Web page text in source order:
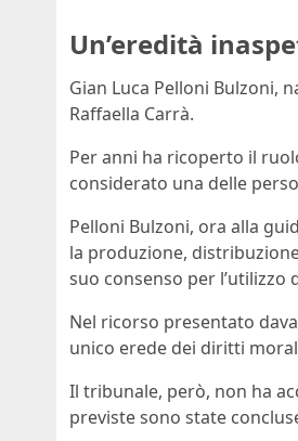
Un’eredità
Gian Luca Pelloni Bulzoni,
Raffaella Carrà.
Per anni ha ricoperto il
considerato una delle
Pelloni Bulzoni, ora alla
la produzione,
suo consenso per l’utilizzo
Nel ricorso presentato
unico erede dei diritti
Il tribunale, però, non ha
previste sono state